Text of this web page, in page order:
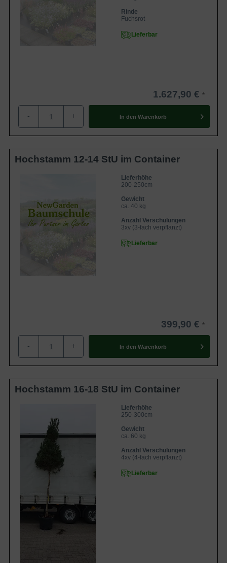
Rinde
Fuchsrot
Lieferbar
1.627,90 €
- + In den Warenkorb
Hochstamm 12-14 StU im Container
Lieferhöhe
200-250cm
Gewicht
ca. 40 kg
Anzahl Verschulungen
3xv (3-fach verpflanzt)
Lieferbar
399,90 €
- + In den Warenkorb
Hochstamm 16-18 StU im Container
Lieferhöhe
250-300cm
Gewicht
ca. 60 kg
Anzahl Verschulungen
4xv (4-fach verpflanzt)
Lieferbar